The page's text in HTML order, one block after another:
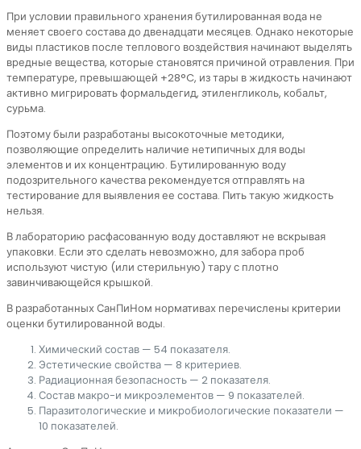
При условии правильного хранения бутилированная вода не
меняет своего состава до двенадцати месяцев. Однако некоторые
виды пластиков после теплового воздействия начинают выделять
вредные вещества, которые становятся причиной отравления. При
температуре, превышающей +28°C, из тары в жидкость начинают
активно мигрировать формальдегид, этиленгликоль, кобальт,
сурьма.
Поэтому были разработаны высокоточные методики,
позволяющие определить наличие нетипичных для воды
элементов и их концентрацию. Бутилированную воду
подозрительного качества рекомендуется отправлять на
тестирование для выявления ее состава. Пить такую жидкость
нельзя.
В лабораторию расфасованную воду доставляют не вскрывая
упаковки. Если это сделать невозможно, для забора проб
используют чистую (или стерильную) тару с плотно
завинчивающейся крышкой.
В разработанных СанПиНом нормативах перечислены критерии
оценки бутилированной воды.
Химический состав — 54 показателя.
Эстетические свойства — 8 критериев.
Радиационная безопасность — 2 показателя.
Состав макро-и микроэлементов — 9 показателей.
Паразитологические и микробиологические показатели —
10 показателей.